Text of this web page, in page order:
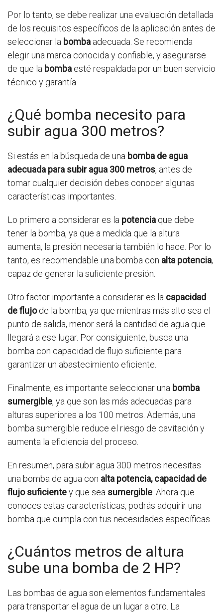
Por lo tanto, se debe realizar una evaluación detallada
de los requisitos específicos de la aplicación antes de
seleccionar la bomba adecuada. Se recomienda
elegir una marca conocida y confiable, y asegurarse
de que la bomba esté respaldada por un buen servicio
técnico y garantía.
¿Qué bomba necesito para
subir agua 300 metros?
Si estás en la búsqueda de una bomba de agua
adecuada para subir agua 300 metros, antes de
tomar cualquier decisión debes conocer algunas
características importantes.
Lo primero a considerar es la potencia que debe
tener la bomba, ya que a medida que la altura
aumenta, la presión necesaria también lo hace. Por lo
tanto, es recomendable una bomba con alta potencia,
capaz de generar la suficiente presión.
Otro factor importante a considerar es la capacidad
de flujode la bomba, ya que mientras más alto sea el
punto de salida, menor será la cantidad de agua que
llegará a ese lugar. Por consiguiente, busca una
bomba con capacidad de flujo suficiente para
garantizar un abastecimiento eficiente.
Finalmente, es importante seleccionar una bomba
sumergible, ya que son las más adecuadas para
alturas superiores a los 100 metros. Además, una
bomba sumergible reduce el riesgo de cavitación y
aumenta la eficiencia del proceso.
En resumen, para subir agua 300 metros necesitas
una bomba de agua con alta potencia, capacidad de
flujo suficientey que sea sumergible . Ahora que
conoces estas características, podrás adquirir una
bomba que cumpla con tus necesidades específicas.
¿Cuántos metros de altura
sube una bomba de 2 HP?
Las bombas de agua son elementos fundamentales
para transportar el agua de un lugar a otro. La